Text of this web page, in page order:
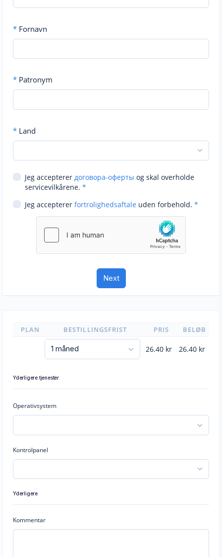
* Fornavn
* Patronym
* Land
Jeg accepterer договора-оферты og skal overholde
servicevilkårene. *
Jeg accepterer fortrolighedsaftale uden forbehold. *
PLAN BESTILLINGSFRIST PRIS BELØB
26.40kr 26.40kr
Yderligere tjenester
Operativsystem
Kontrolpanel
Yderligere
Kommentar